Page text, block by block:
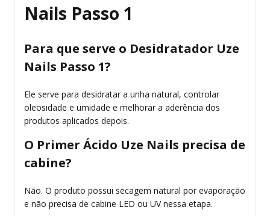
Nails Passo 1
Para que serve o Desidratador Uze
Nails Passo 1?
Ele serve para desidratar a unha natural, controlar
oleosidade e umidade e melhorar a aderência dos
produtos aplicados depois.
O Primer Ácido Uze Nails precisa de
cabine?
Não. O produto possui secagem natural por evaporação
e não precisa de cabine LED ou UV nessa etapa.